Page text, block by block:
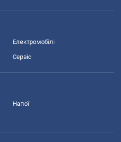
Електромобілі
Сервіс
Напої